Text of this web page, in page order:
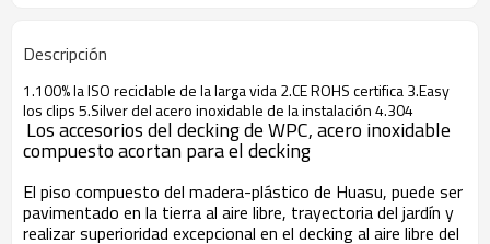
Descripción
1.100% la ISO reciclable de la larga vida 2.CE ROHS certifica 3.Easy
los clips 5.Silver del acero inoxidable de la instalación 4.304
Los accesorios del decking de WPC, acero inoxidable
compuesto acortan para el decking
El piso compuesto del madera-plástico de Huasu, puede ser
pavimentado en la tierra al aire libre, trayectoria del jardín y
realizar superioridad excepcional en el decking al aire libre del